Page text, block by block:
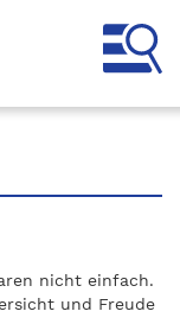
nicht einfach.
und Freude